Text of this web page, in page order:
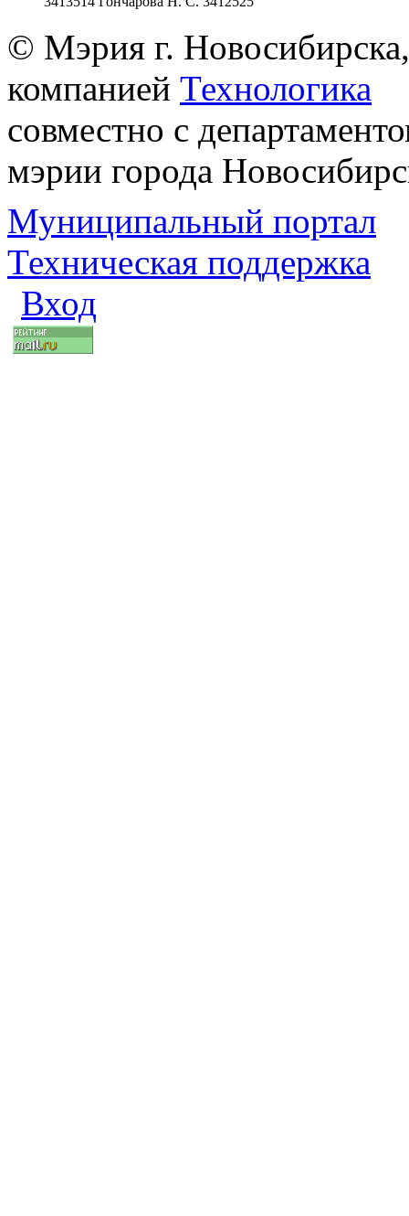
© Мэрия г.
компанией Технологика
совместно с
мэрии города
Муниципальный портал
Техническая поддержка
Вход